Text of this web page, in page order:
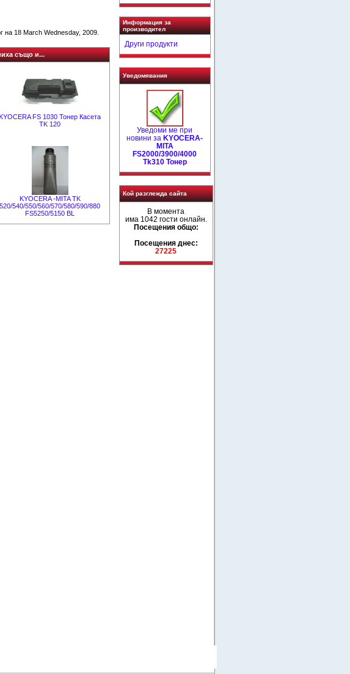
на 18 March Wednesday, 2009.
също и...
FS 1030 Тонер Касета
TK 120
KYOCERA -MITA TK
520/540/550/560/570/580/590/880
FS5250/5150 BL
Информация за
производител
Други продукти
Уведомявания
Уведоми ме при
новини за KYOCERA-
MITA
FS2000/3900/4000
Tk310 Тонер
Кой разглежда сайта
В момента
има 1042 гости онлайн.
Посещения общо:
Посещения днес:
27225